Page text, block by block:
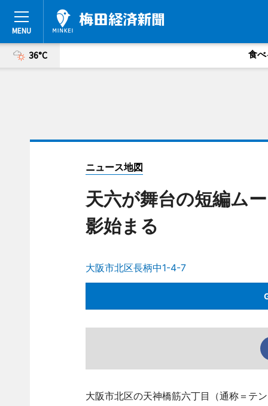
36°C 食べ
ニュース地図
天六が舞台の短編ム
影始まる
大阪市北区長柄中1-4-7
大阪市北区の天神橋筋六丁目（通称＝テ